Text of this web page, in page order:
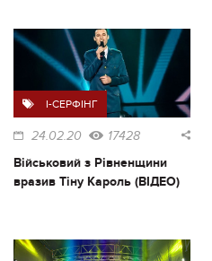
I-СЕРФІНГ
24.02.20 17428
Військовий з Рівненщини
вразив Тіну Кароль (ВІДЕО)